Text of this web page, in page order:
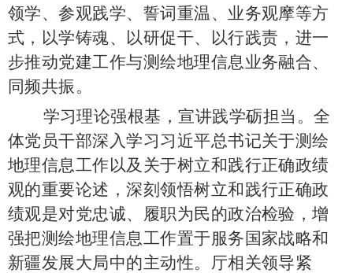
领学、参观践学、誓词重温、业务观摩等方
式，以学铸魂、以研促干、以行践责，进一
步推动党建工作与测绘地理信息业务融合、
同频共振。
学习理论强根基，宣讲践学砺担当。全
体党员干部深入学习习近平总书记关于测绘
地理信息工作以及关于树立和践行正确政绩
观的重要论述，深刻领悟树立和践行正确政
绩观是对党忠诚、履职为民的政治检验，增
强把测绘地理信息工作置于服务国家战略和
新疆发展大局中的主动性。厅相关领导紧